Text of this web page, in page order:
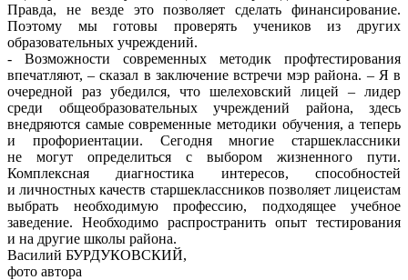
Правда, не везде это позволяет сделать финансирование.
Поэтому мы готовы проверять учеников из других
образовательных учреждений.
- Возможности современных методик профтестирования
впечатляют, – сказал в заключение встречи мэр района. – Я в
очередной раз убедился, что шелеховский лицей – лидер
среди общеобразовательных учреждений района, здесь
внедряются самые современные методики обучения, а теперь
и профориентации. Сегодня многие старшеклассники
не могут определиться с выбором жизненного пути.
Комплексная диагностика интересов, способностей
и личностных качеств старшеклассников позволяет лицеистам
выбрать необходимую профессию, подходящее учебное
заведение. Необходимо распространить опыт тестирования
и на другие школы района.
Василий БУРДУКОВСКИЙ,
фото автора